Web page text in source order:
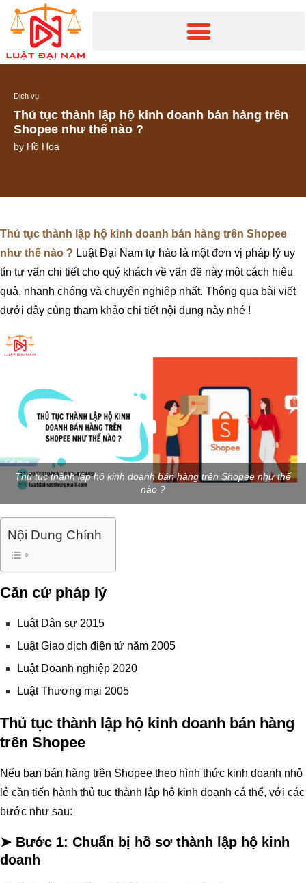
Dịch vụ
Thủ tục thành lập hộ kinh doanh bán hàng trên
Shopee như thế nào ?
by Hồ Hoa
Thủ tục thành lập hộ kinh doanh bán hàng trên Shopee
như thế nào ? Luật Đại Nam tự hào là một đơn vị pháp lý uy
tín tư vấn chi tiết cho quý khách về vấn đề này một cách hiệu
quả, nhanh chóng và chuyên nghiệp nhất. Thông qua bài viết
dưới đây cùng tham khảo chi tiết nội dung này nhé !
Thủ tục thành lập hộ kinh doanh bán hàng trên Shopee như thế
nào ?
Nội Dung Chính
Căn cứ pháp lý
Luật Dân sự 2015
Luật Giao dịch điện tử năm 2005
Luật Doanh nghiệp 2020
Luật Thương mại 2005
Thủ tục thành lập hộ kinh doanh bán hàng
trên Shopee
Nếu bạn bán hàng trên Shopee theo hình thức kinh doanh nhỏ
lẻ cần tiến hành thủ tục thành lập hộ kinh doanh cá thể, với các
bước như sau:
➤ Bước 1: Chuẩn bị hồ sơ thành lập hộ kinh
doanh